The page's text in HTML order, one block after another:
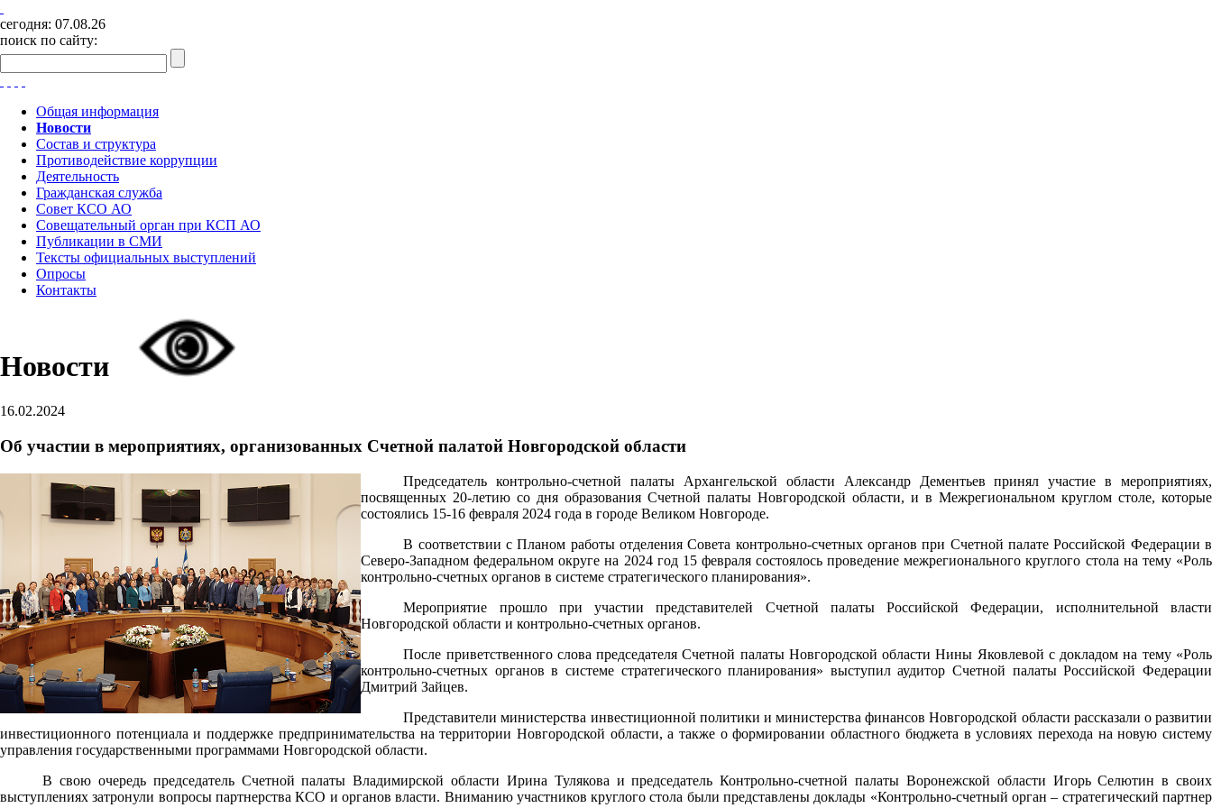
сегодня: 07.08.26
поиск по сайту:
Общая информация
Новости
Состав и структура
Противодействие коррупции
Деятельность
Гражданская служба
Совет КСО АО
Совещательный орган при КСП АО
Публикации в СМИ
Тексты официальных выступлений
Опросы
Контакты
Новости
16.02.2024
Об участии в мероприятиях, организованных Счетной палатой Новгородской области
Председатель контрольно-счетной палаты Архангельской области Александр Дементьев принял участие в мероприятиях,
посвященных 20-летию со дня образования Счетной палаты Новгородской области, и в Межрегиональном круглом столе, которые
состоялись 15-16 февраля 2024 года в городе Великом Новгороде.
В соответствии с Планом работы отделения Совета контрольно-счетных органов при Счетной палате Российской Федерации в
Северо-Западном федеральном округе на 2024 год 15 февраля состоялось проведение межрегионального круглого стола на тему «Роль
контрольно-счетных органов в системе стратегического планирования».
Мероприятие прошло при участии представителей Счетной палаты Российской Федерации, исполнительной власти
Новгородской области и контрольно-счетных органов.
После приветственного слова председателя Счетной палаты Новгородской области Нины Яковлевой с докладом на тему «Роль
контрольно-счетных органов в системе стратегического планирования» выступил аудитор Счетной палаты Российской Федерации
Дмитрий Зайцев.
Представители министерства инвестиционной политики и министерства финансов Новгородской области рассказали о развитии
инвестиционного потенциала и поддержке предпринимательства на территории Новгородской области, а также о формировании областного бюджета в условиях перехода на новую систему
управления государственными программами Новгородской области.
В свою очередь председатель Счетной палаты Владимирской области Ирина Тулякова и председатель Контрольно-счетной палаты Воронежской области Игорь Селютин в своих
выступлениях затронули вопросы партнерства КСО и органов власти. Вниманию участников круглого стола были представлены доклады «Контрольно-счетный орган – стратегический партнер